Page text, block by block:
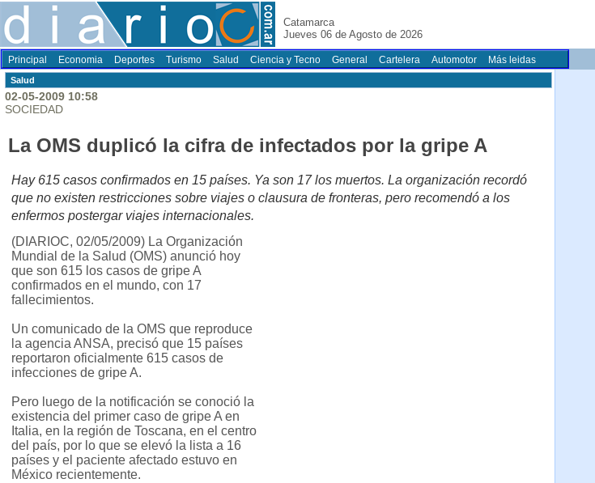
Catamarca
Jueves 06 de Agosto de 2026
Principal Economia Deportes Turismo Salud Ciencia y Tecno General Cartelera Automotor Más leidas
Salud
02-05-2009 10:58
SOCIEDAD
La OMS duplicó la cifra de infectados por la gripe A
Hay 615 casos confirmados en 15 países. Ya son 17 los muertos. La organización recordó
que no existen restricciones sobre viajes o clausura de fronteras, pero recomendó a los
enfermos postergar viajes internacionales.
(DIARIOC, 02/05/2009) La Organización
Mundial de la Salud (OMS) anunció hoy
que son 615 los casos de gripe A
confirmados en el mundo, con 17
fallecimientos.
Un comunicado de la OMS que reproduce
la agencia ANSA, precisó que 15 países
reportaron oficialmente 615 casos de
infecciones de gripe A.
Pero luego de la notificación se conoció la
existencia del primer caso de gripe A en
Italia, en la región de Toscana, en el centro
del país, por lo que se elevó la lista a 16
países y el paciente afectado estuvo en
México recientemente.